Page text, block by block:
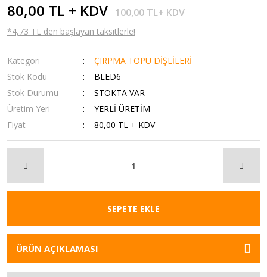
80,00 TL + KDV 100,00 TL+ KDV
*4,73 TL den başlayan taksitlerle!
Kategori
ÇIRPMA TOPU DİŞLİLERİ
Stok Kodu
BLED6
Stok Durumu
STOKTA VAR
Üretim Yeri
YERLİ ÜRETİM
Fiyat
80,00 TL + KDV
SEPETE EKLE
ÜRÜN AÇIKLAMASI